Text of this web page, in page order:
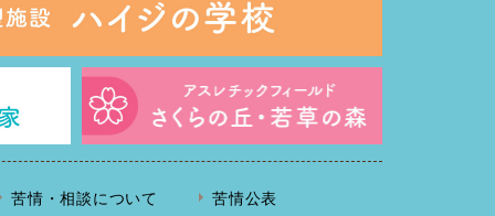
苦情・相談について 苦情公表